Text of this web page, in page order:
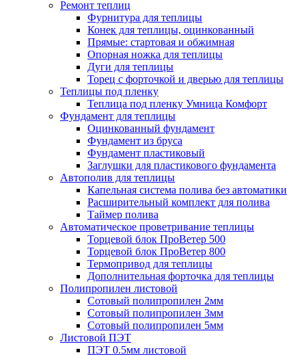
Ремонт теплиц
Фурнитура для теплицы
Конек для теплицы, оцинкованный
Прямые: стартовая и обжимная
Опорная ножка для теплицы
Дуги для теплицы
Торец с форточкой и дверью для теплицы
Теплицы под пленку
Теплица под пленку Умница Комфорт
Фундамент для теплицы
Оцинкованный фундамент
Фундамент из бруса
Фундамент пластиковый
Заглушки для пластикового фундамента
Автополив для теплицы
Капельная система полива без автоматики
Расширительный комплект для полива
Таймер полива
Автоматическое проветривание теплицы
Торцевой блок ПроВетер 500
Торцевой блок ПроВетер 800
Термопривод для теплицы
Дополнительная форточка для теплицы
Полипропилен листовой
Сотовый полипропилен 2мм
Сотовый полипропилен 3мм
Сотовый полипропилен 5мм
Листовой ПЭТ
ПЭТ 0.5мм листовой